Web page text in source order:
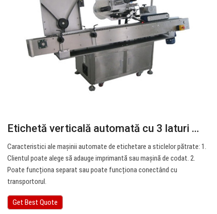
Etichetă verticală automată cu 3 laturi ...
Caracteristici ale mașinii automate de etichetare a sticlelor pătrate: 1.
Clientul poate alege să adauge imprimantă sau mașină de codat. 2.
Poate funcționa separat sau poate funcționa conectând cu
transportorul.
Get Best Quote